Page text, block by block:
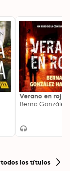
Verano en rojo
los títulos